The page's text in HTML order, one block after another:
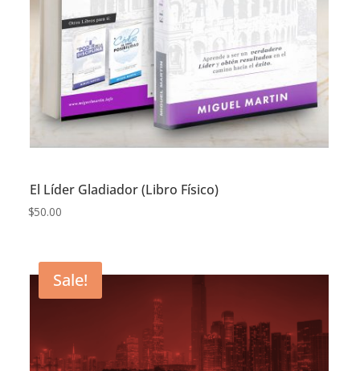
El Líder Gladiador (Libro Físico)
$50.00
Sale!